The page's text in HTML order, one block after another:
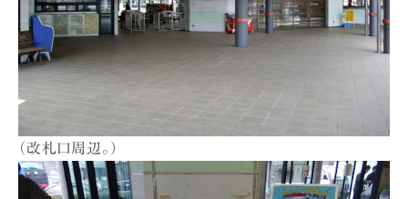
（改札口周辺。）